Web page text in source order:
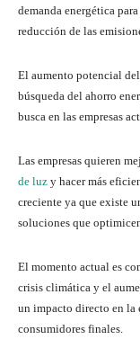
demanda energética
reducción de las
El aumento potencial
búsqueda del ahorro
busca en las empresas
Las empresas quieren
de luz y hacer más
creciente ya que existe
soluciones que
El momento actual es
crisis climática y el
un impacto directo en la
consumidores finales.